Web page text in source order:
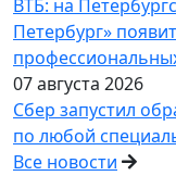
ВТБ: на
Петербург»
07 августа 2026
Сбер запустил
по любой
Все новости